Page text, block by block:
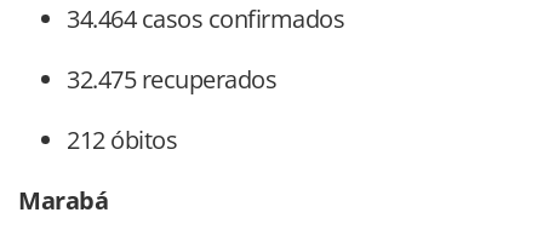
34.464 casos confirmados
32.475 recuperados
212 óbitos
Marabá